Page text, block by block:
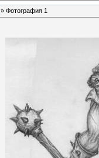
» Фотография 1